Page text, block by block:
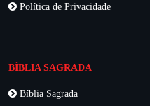
Política de Privacidade
BÍBLIA SAGRADA
Bíblia Sagrada